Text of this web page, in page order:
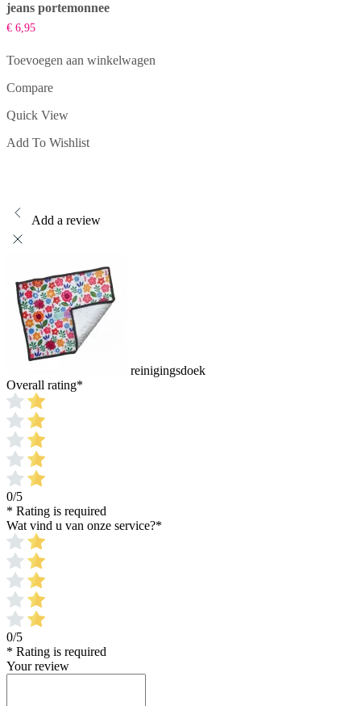
jeans portemonnee
€ 6,95
Toevoegen aan winkelwagen
Compare
Quick View
Add To Wishlist
Add a review
reinigingsdoek
Overall rating*
0/5
* Rating is required
Wat vind u van onze service?*
0/5
* Rating is required
Your review